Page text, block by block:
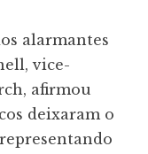
alarmantes
vice-
afirmou
deixaram o